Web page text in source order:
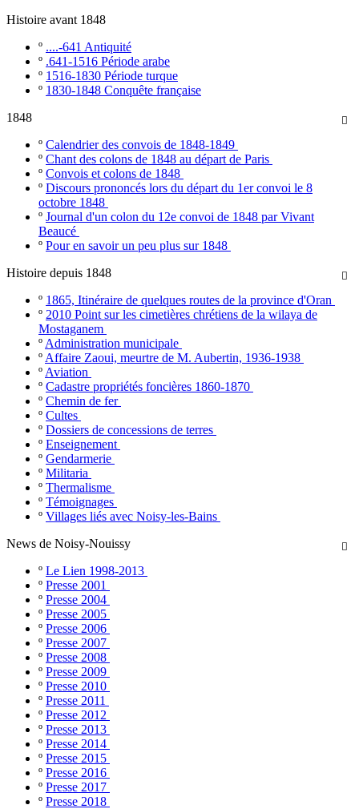
Histoire avant 1848
º ....-641 Antiquité
º .641-1516 Période arabe
º 1516-1830 Période turque
º 1830-1848 Conquête française

1848
º Calendrier des convois de 1848-1849
º Chant des colons de 1848 au départ de Paris
º Convois et colons de 1848
º Discours prononcés lors du départ du 1er convoi le 8
octobre 1848
º Journal d'un colon du 12e convoi de 1848 par Vivant
Beaucé
º Pour en savoir un peu plus sur 1848

Histoire depuis 1848
º 1865, Itinéraire de quelques routes de la province d'Oran
º 2010 Point sur les cimetières chrétiens de la wilaya de
Mostaganem
º Administration municipale
º Affaire Zaoui, meurtre de M. Aubertin, 1936-1938
º Aviation
º Cadastre propriétés foncières 1860-1870
º Chemin de fer
º Cultes
º Dossiers de concessions de terres
º Enseignement
º Gendarmerie
º Militaria
º Thermalisme
º Témoignages
º Villages liés avec Noisy-les-Bains

News de Noisy-Nouissy
º Le Lien 1998-2013
º Presse 2001
º Presse 2004
º Presse 2005
º Presse 2006
º Presse 2007
º Presse 2008
º Presse 2009
º Presse 2010
º Presse 2011
º Presse 2012
º Presse 2013
º Presse 2014
º Presse 2015
º Presse 2016
º Presse 2017
º Presse 2018